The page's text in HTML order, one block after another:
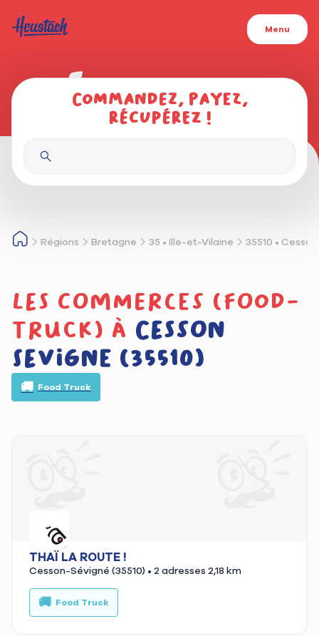
Menu
Commandez, payez,
récupérez !
Régions Bretagne 35 • Ille-et-Vilaine 35510 •
Les commerces (food-
truck) à Cesson
Sevigne (35510)
🚚 Food Truck
THAÏ LA ROUTE !
Cesson-Sévigné (35510) • 2 adresses 2,18 km
🚚 Food Truck